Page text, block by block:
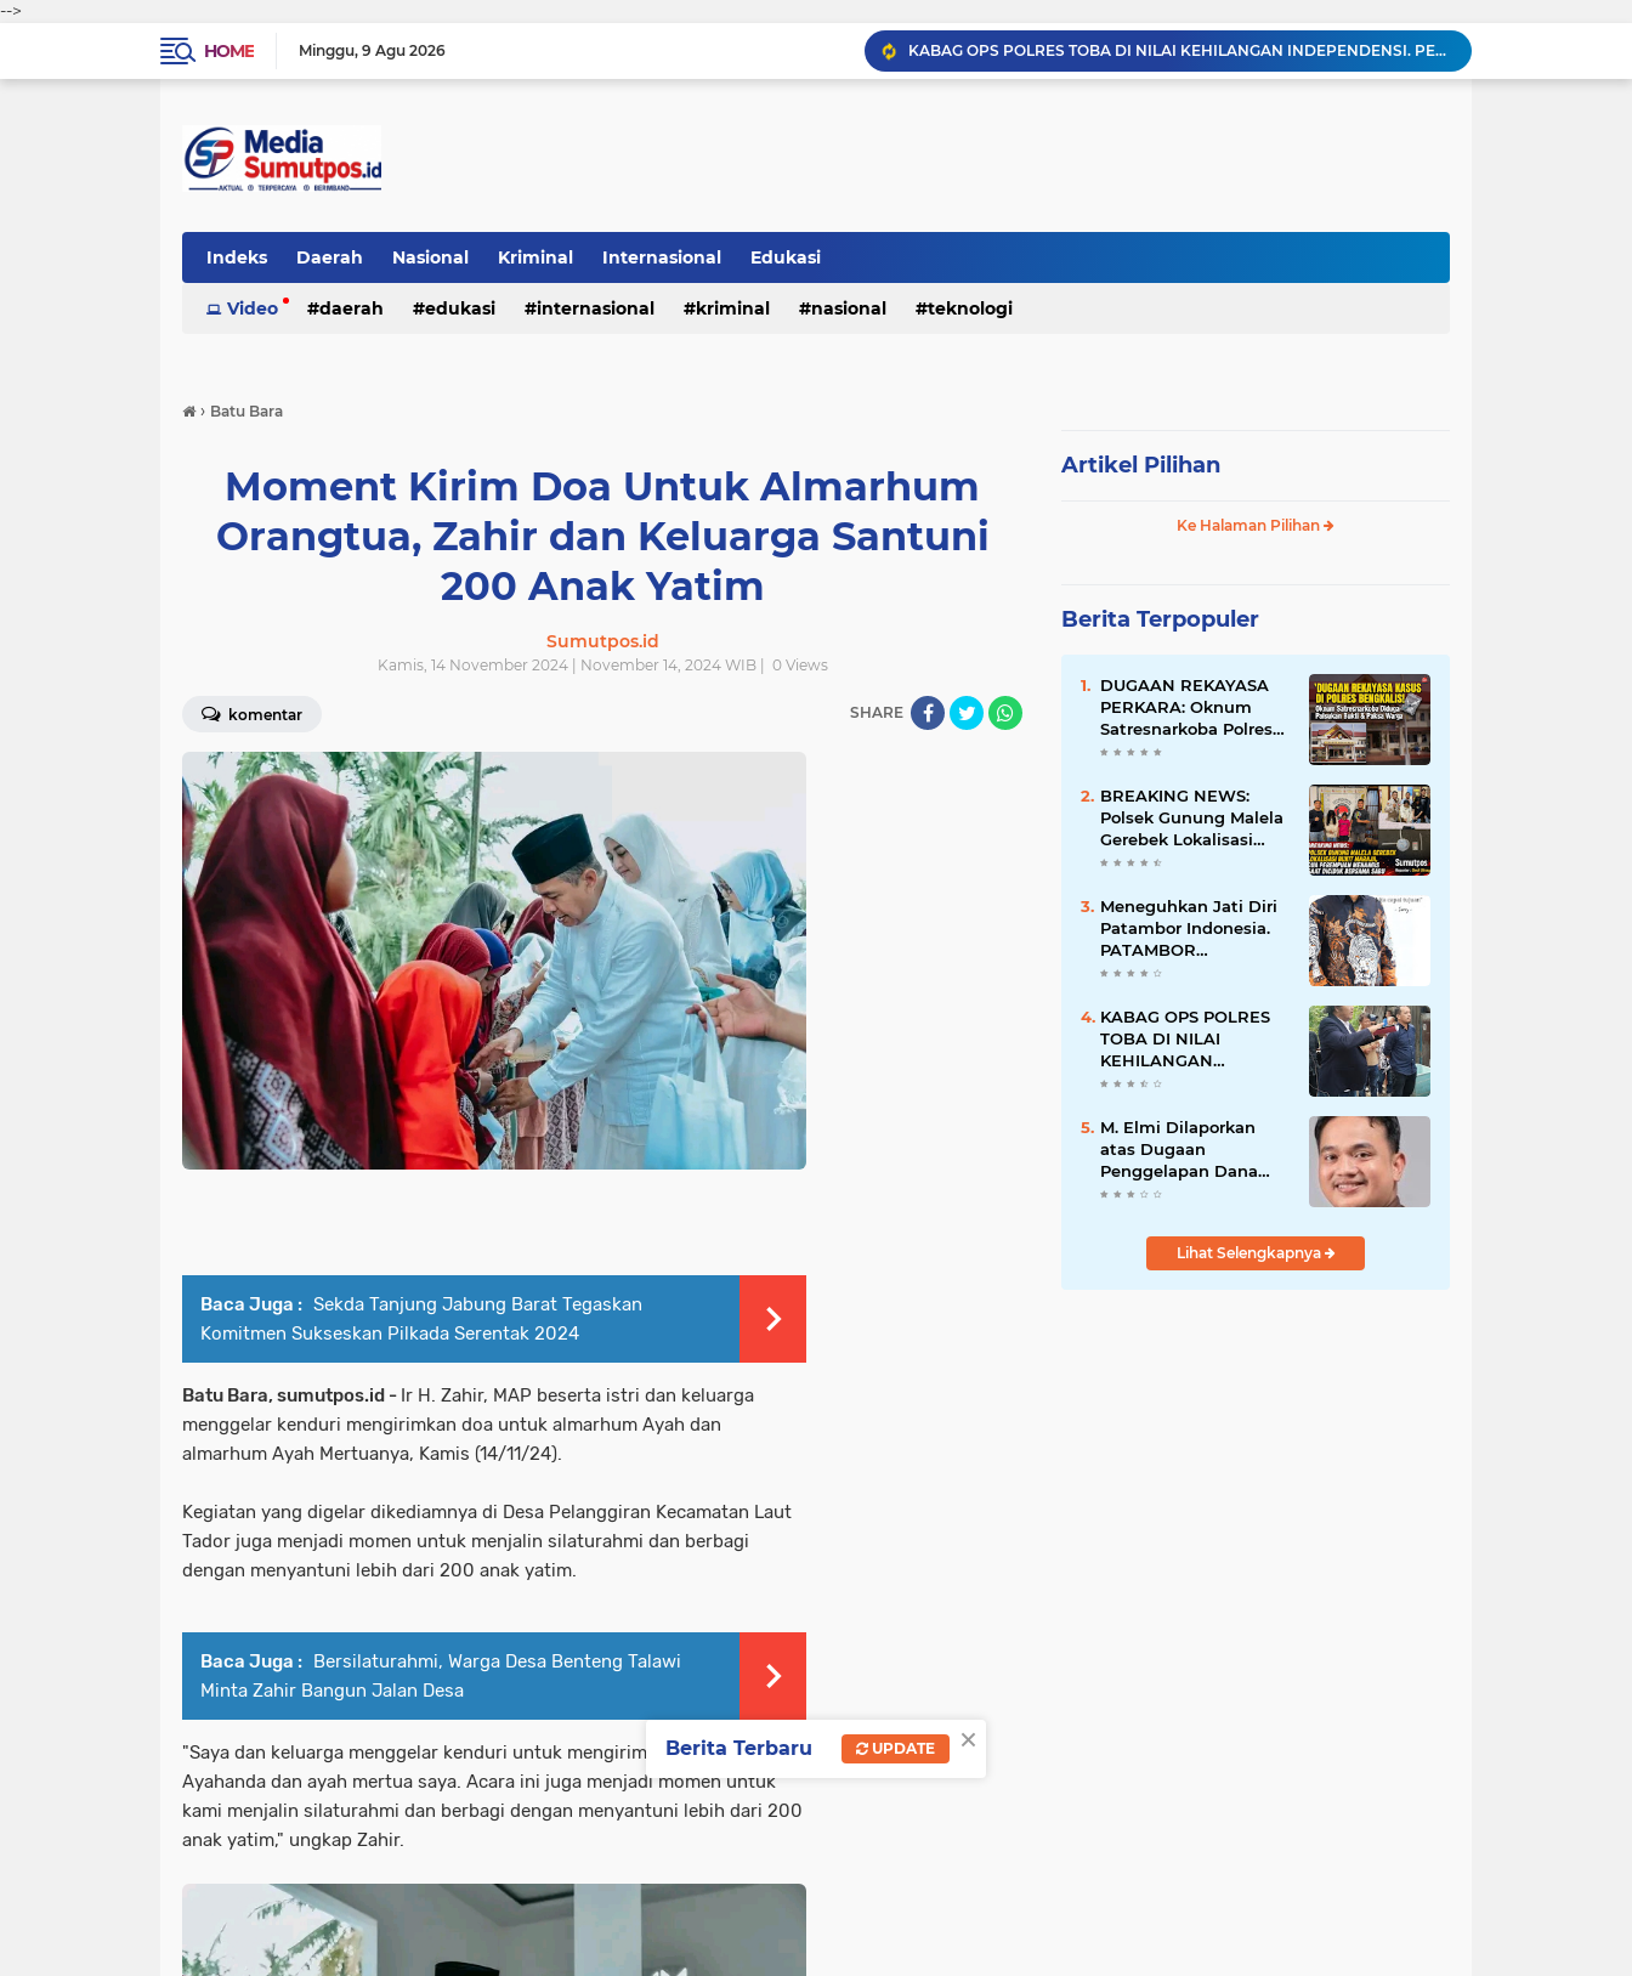
-->
HOME
Minggu 9 Agu 2026
BREAKING NEWS: Polsek Gunung Malela Gerebek Lokalisasi Bukit Maraja, Dua Perempuan Menangis Saat Diciduk Bersama Sabu
Meneguhkan Jati Diri Patambor Indonesia. PATAMBOR INDONESIA Akan Gelar RAKERNAS II Di Jakarta.
HUT RI ke 81 dan Hari Jadi Kab, Tanjung Jabung Barat ke-62 Bupati Anwar Sadat Resmi Buka Lomba Mancing.
Indeks Daerah Nasional Kriminal Internasional Edukasi
Video daerah edukasi internasional kriminal nasional teknologi
› Batu Bara
Moment Kirim Doa Untuk Almarhum
Orangtua, Zahir dan Keluarga Santuni
200 Anak Yatim
Sumutpos.id
Kamis, 14 November 2024 | November 14, 2024 WIB | 0Views
komentar SHARE
Baca Juga : Sekda Tanjung Jabung Barat Tegaskan
Komitmen Sukseskan Pilkada Serentak 2024
Batu Bara, sumutpos.id - Ir H. Zahir, MAP beserta istri dan keluarga
menggelar kenduri mengirimkan doa untuk almarhum Ayah dan
almarhum Ayah Mertuanya, Kamis (14/11/24).
Kegiatan yang digelar dikediamnya di Desa Pelanggiran Kecamatan Laut
Tador juga menjadi momen untuk menjalin silaturahmi dan berbagi
dengan menyantuni lebih dari 200 anak yatim.
Baca Juga : Bersilaturahmi, Warga Desa Benteng Talawi
Minta Zahir Bangun Jalan Desa
"Saya dan keluarga menggelar kenduri untuk mengirimkan doa untuk
Ayahanda dan ayah mertua saya. Acara ini juga menjadi momen untuk
kami menjalin silaturahmi dan berbagi dengan menyantuni lebih dari 200
anak yatim," ungkap Zahir.
Artikel Pilihan
Ke Halaman Pilihan
Berita Terpopuler
DUGAAN REKAYASA
PERKARA: Oknum
Satresnarkoba Polres
Bengkalis Diduga
Hingga Paksa Warga
Hadir di TKP
BREAKING NEWS:
Polsek Gunung Malela
Gerebek Lokalisasi
Bukit Maraja, Dua
Saat Diciduk Bersama
Sabu
Meneguhkan Jati Diri
Patambor Indonesia.
PATAMBOR
INDONESIA Akan
Jakarta.
KABAG OPS POLRES
TOBA DI NILAI
KEHILANGAN
INDEPENDENSI.
PENEMBOKAN TANAH
DI LAGUBOTI DAPAT
SOROTAN.
M. Elmi Dilaporkan
atas Dugaan
Penggelapan Dana
Pensiunan Guru dan
Pastikan Proses
Hukum BerjalanLihat Selengkapnya
×
Berita Terbaru UPDATE